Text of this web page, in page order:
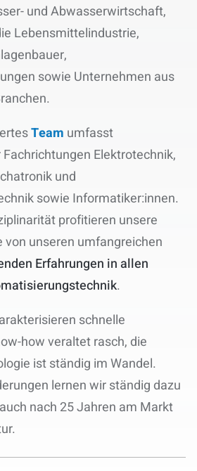
und Abwasserwirtschaft,
Lebensmittelindustrie,
sowie Unternehmen aus
Team umfasst
Elektrotechnik,
und
sowie Informatiker:innen.
profitieren unsere
von unseren umfangreichen
Erfahrungen in allen
.
schnelle
how veraltet rasch, die
ist ständig im Wandel.
lernen wir ständig dazu
nach 25 Jahren am Markt